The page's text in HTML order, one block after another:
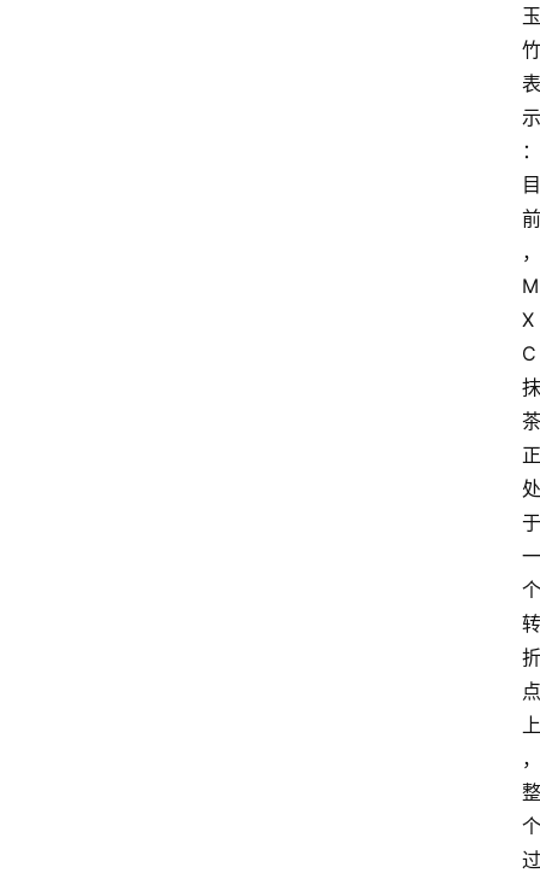
玉
竹
表
示
：
目
前
，
M
X
C
抹
茶
正
处
于
一
个
转
折
点
上
，
整
个
过